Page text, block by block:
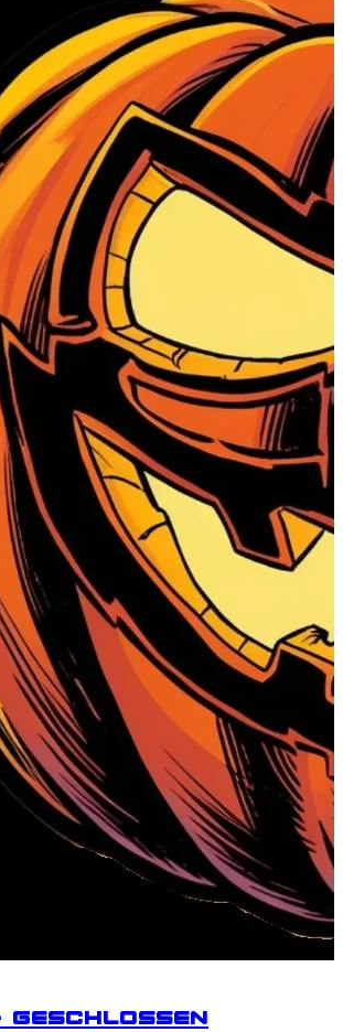
- Geschlossen